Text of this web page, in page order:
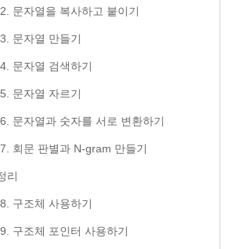
문자열을 복사하고 붙이기
문자열 만들기
문자열 검색하기
문자열 자르기
문자열과 숫자를 서로 변환하기
회문 판별과 N-gram 만들기
리
구조체 사용하기
구조체 포인터 사용하기